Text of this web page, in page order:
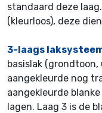
standaard deze
(kleurloos), deze
3-laags
basislak
aangekleurde nog
aangekleurde
lagen. Laag 3 is de